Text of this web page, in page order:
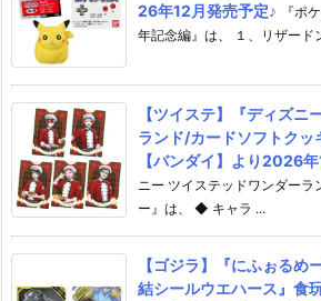
26年12月発売予定♪
『ポ
年記念編』は、 １、リザード
【ツイステ】『ディズニ
ランド/カードソフトクッ
【バンダイ】より2026
ニー ツイステッドワンダーラ
ー』は、 ◆ キャラ ...
【ゴジラ】『にふぉるめ
結シールウエハース』食